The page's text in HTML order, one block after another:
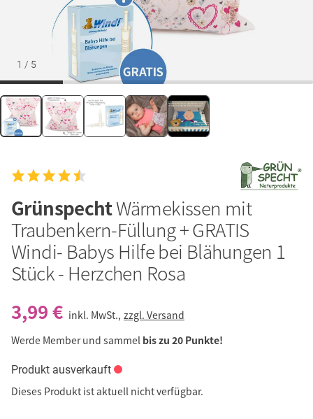
1 / 5
GrünspechtWärmekissen mit
Traubenkern-Füllung + GRATIS
Windi- Babys Hilfe bei Blähungen 1
Stück - Herzchen Rosa
3,99 € inkl. MwSt., zzgl. Versand
Werde Member und sammel bis zu 20 Punkte!
Produkt ausverkauft
Dieses Produkt ist aktuell nicht verfügbar.